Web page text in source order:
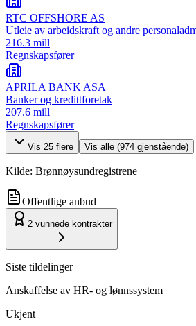
RTC OFFSHORE AS
Utleie av arbeidskraft og andre
216.3 mill
Regnskapsfører
APRILA BANK ASA
Banker og kredittforetak
207.6 mill
Regnskapsfører
Vis 25 flere Vis alle (974 gjenstående)
Kilde: Brønnøysundregistrene
Offentlige anbud
2 vunnede kontrakter
Siste tildelinger
Anskaffelse av HR- og lønnssystem
Ukjent